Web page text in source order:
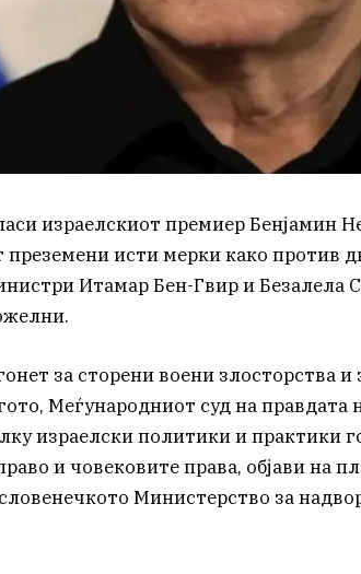
израелскиот премиер Бенјамин
преземени исти мерки како против
Итамар Бен-Гвир и Безалела
за сторени воени злосторства и
Меѓународниот суд на правдата
израелски политики и практики
и човековите права, објави на
Министерство за